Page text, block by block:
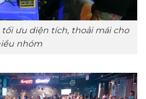
ưu diện tích, thoải mái cho
nhóm